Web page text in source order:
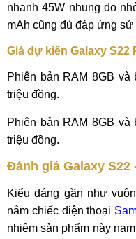
nhanh 45W nhung do
mAh cũng đủ đáp ứng sử
Giá dự kiến Galaxy S22
Phiên bản RAM 8GB
triệu đồng.
Phiên bản RAM 8GB
triệu đồng.
Đánh giá Galaxy
Kiểu dáng gần như
nắm chiếc diện thoại
nhiệm sản phẩm này